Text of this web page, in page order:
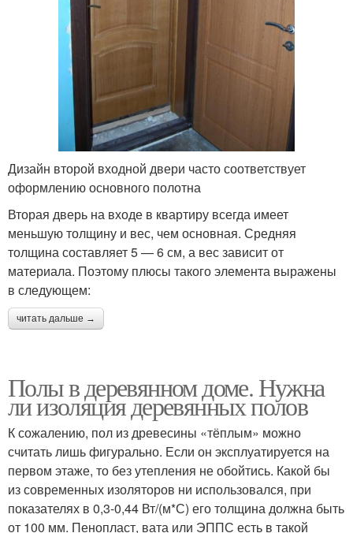
Дизайн второй входной двери часто соответствует
оформлению основного полотна
Вторая дверь на входе в квартиру всегда имеет
меньшую толщину и вес, чем основная. Средняя
толщина составляет 5 — 6 см, а вес зависит от
материала. Поэтому плюсы такого элемента выражены
в следующем:
читать дальше →
Полы в деревянном доме. Нужна
ли изоляция деревянных полов
К сожалению, пол из древесины «тёплым» можно
считать лишь фигурально. Если он эксплуатируется на
первом этаже, то без утепления не обойтись. Какой бы
из современных изоляторов ни использовался, при
показателях в 0,3-0,44 Вт/(м*С) его толщина должна быть
от 100 мм. Пенопласт, вата или ЭППС есть в такой